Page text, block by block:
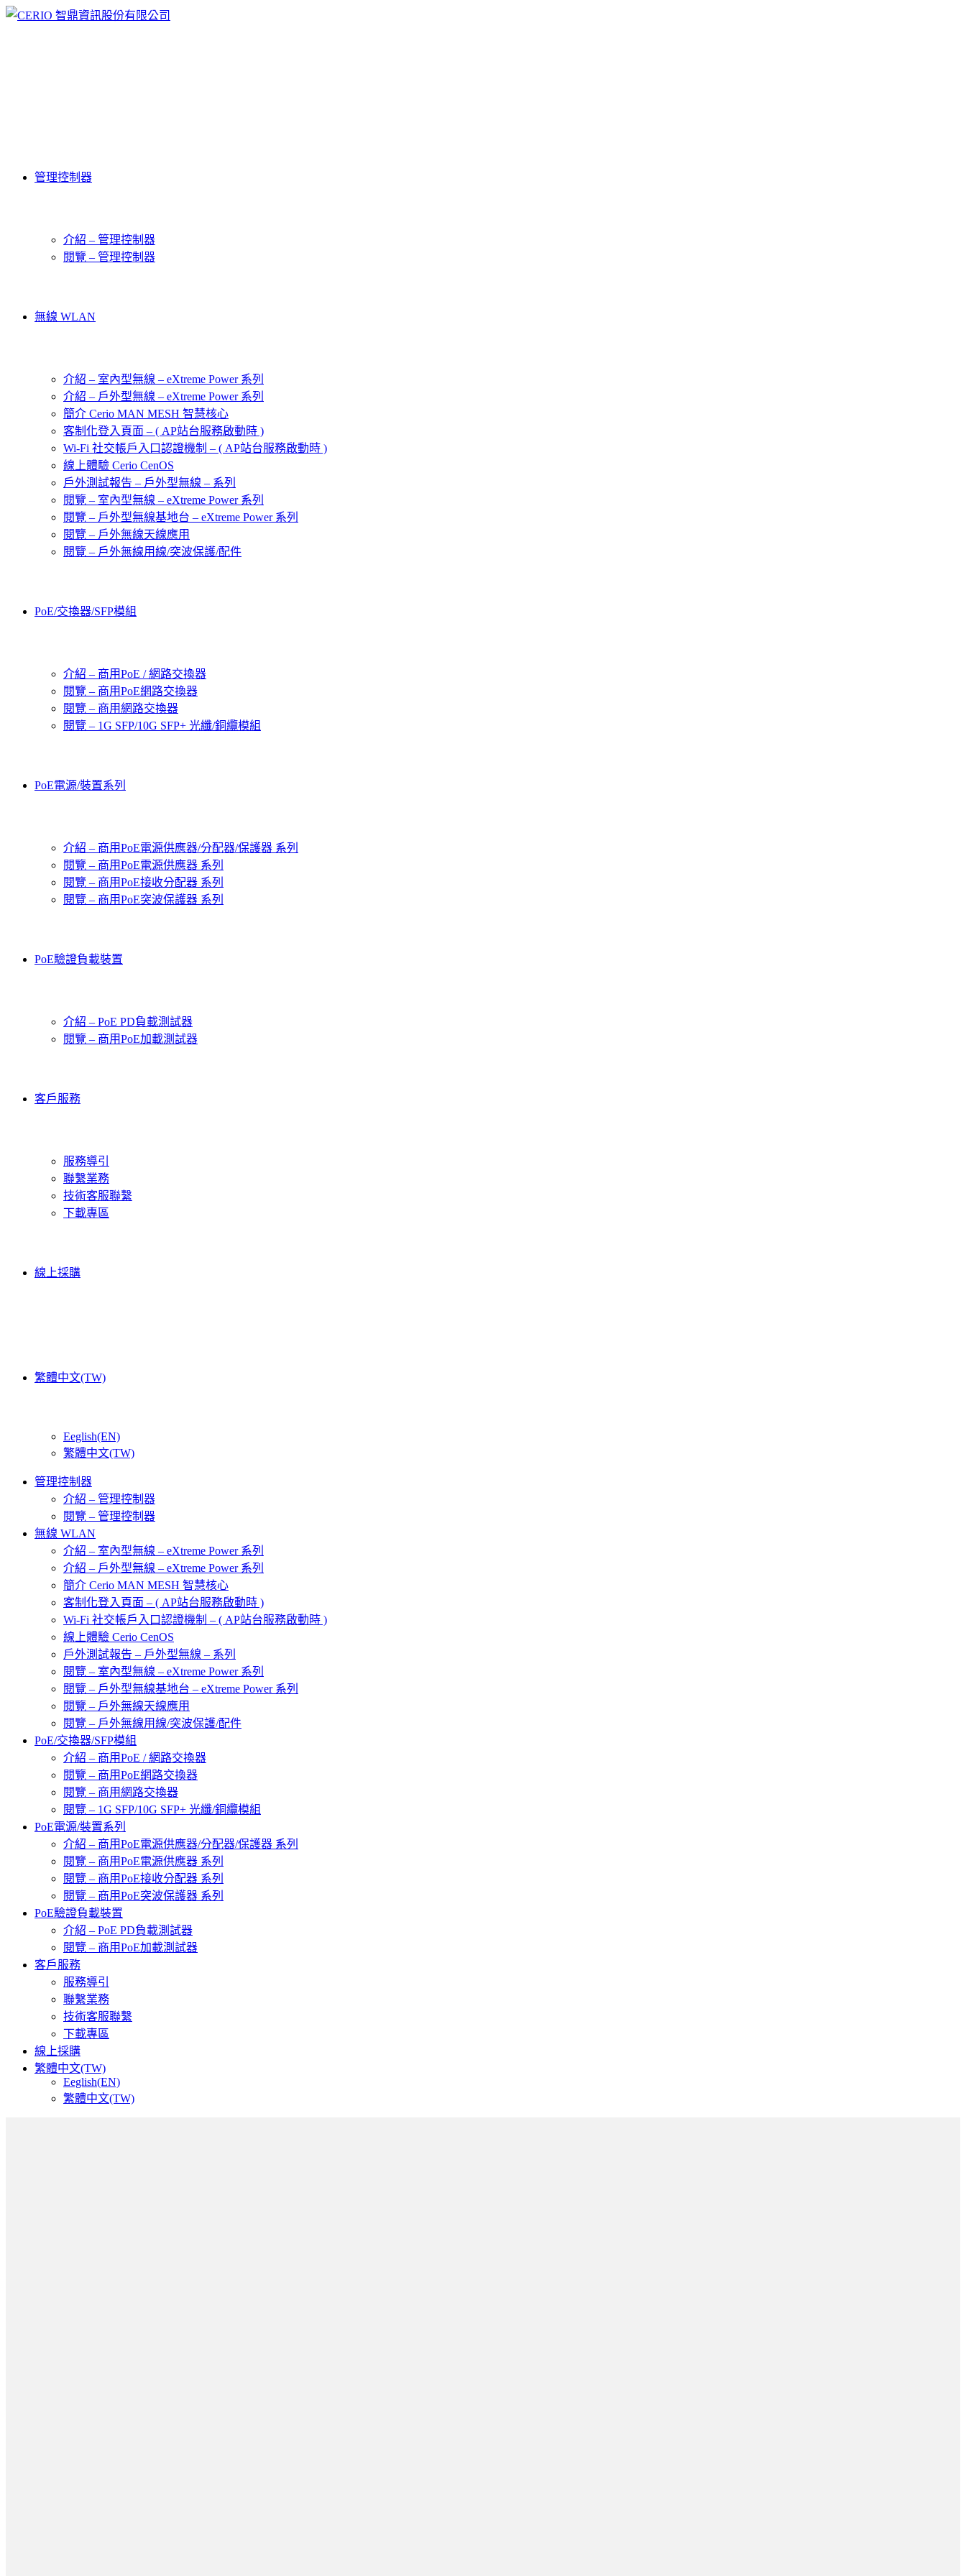
管理控制器
介紹 – 管理控制器
閱覽 – 管理控制器
無線 WLAN
介紹 – 室內型無線 – eXtreme Power 系列
介紹 – 戶外型無線 – eXtreme Power 系列
簡介 Cerio MAN MESH 智慧核心
客制化登入頁面 – ( AP站台服務啟動時 )
Wi-Fi 社交帳戶入口認證機制 – ( AP站台服務啟動時 )
線上體驗 Cerio CenOS
戶外測試報告 – 戶外型無線 – 系列
閱覽 – 室內型無線 – eXtreme Power 系列
閱覽 – 戶外型無線基地台 – eXtreme Power 系列
閱覽 – 戶外無線天線應用
閱覽 – 戶外無線用線/突波保護/配件
PoE/交換器/SFP模組
介紹 – 商用PoE / 網路交換器
閱覽 – 商用PoE網路交換器
閱覽 – 商用網路交換器
閱覽 – 1G SFP/10G SFP+ 光纖/銅纜模組
PoE電源/裝置系列
介紹 – 商用PoE電源供應器/分配器/保護器 系列
閱覽 – 商用PoE電源供應器 系列
閱覽 – 商用PoE接收分配器 系列
閱覽 – 商用PoE突波保護器 系列
PoE驗證負載裝置
介紹 – PoE PD負載測試器
閱覽 – 商用PoE加載測試器
客戶服務
服務導引
聯繫業務
技術客服聯繫
下載專區
線上採購
繁體中文(TW)
Eeglish(EN)
繁體中文(TW)
管理控制器
介紹 – 管理控制器
閱覽 – 管理控制器
無線 WLAN
介紹 – 室內型無線 – eXtreme Power 系列
介紹 – 戶外型無線 – eXtreme Power 系列
簡介 Cerio MAN MESH 智慧核心
客制化登入頁面 – ( AP站台服務啟動時 )
Wi-Fi 社交帳戶入口認證機制 – ( AP站台服務啟動時 )
線上體驗 Cerio CenOS
戶外測試報告 – 戶外型無線 – 系列
閱覽 – 室內型無線 – eXtreme Power 系列
閱覽 – 戶外型無線基地台 – eXtreme Power 系列
閱覽 – 戶外無線天線應用
閱覽 – 戶外無線用線/突波保護/配件
PoE/交換器/SFP模組
介紹 – 商用PoE / 網路交換器
閱覽 – 商用PoE網路交換器
閱覽 – 商用網路交換器
閱覽 – 1G SFP/10G SFP+ 光纖/銅纜模組
PoE電源/裝置系列
介紹 – 商用PoE電源供應器/分配器/保護器 系列
閱覽 – 商用PoE電源供應器 系列
閱覽 – 商用PoE接收分配器 系列
閱覽 – 商用PoE突波保護器 系列
PoE驗證負載裝置
介紹 – PoE PD負載測試器
閱覽 – 商用PoE加載測試器
客戶服務
服務導引
聯繫業務
技術客服聯繫
下載專區
線上採購
繁體中文(TW)
Eeglish(EN)
繁體中文(TW)